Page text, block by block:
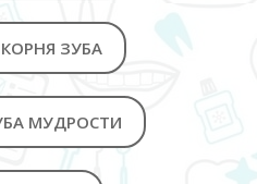
ЗУБА
МУДРОСТИ